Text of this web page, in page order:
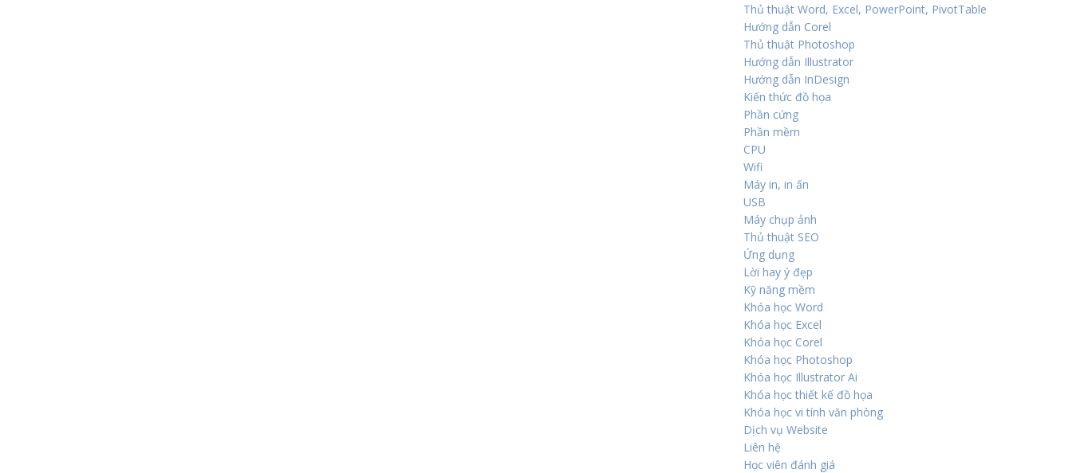
Thủ thuật Word, Excel, PowerPoint, PivotTable
Hướng dẫn Corel
Thủ thuật Photoshop
Hướng dẫn Illustrator
Hướng dẫn InDesign
Kiến thức đồ họa
Phần cứng
Phần mềm
CPU
Wifi
Máy in, in ấn
USB
Máy chụp ảnh
Thủ thuật SEO
Ứng dụng
Lời hay ý đẹp
Kỹ năng mềm
Khóa học Word
Khóa học Excel
Khóa học Corel
Khóa học Photoshop
Khóa học Illustrator Ai
Khóa học thiết kế đồ họa
Khóa học vi tính văn phòng
Dịch vụ Website
Liên hệ
Học viên đánh giá